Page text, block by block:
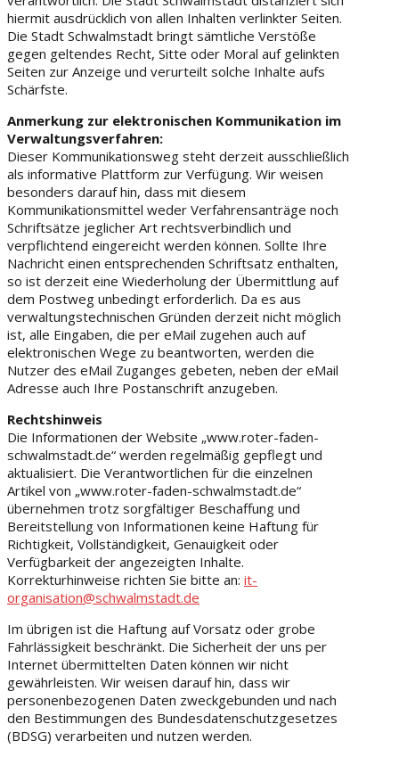
hiermit ausdrücklich von allen Inhalten verlinkter Seiten.
Die Stadt Schwalmstadt bringt sämtliche Verstöße
gegen geltendes Recht, Sitte oder Moral auf gelinkten
Seiten zur Anzeige und verurteilt solche Inhalte aufs
Schärfste.
Anmerkung zur elektronischen Kommunikation im
Verwaltungsverfahren:
Dieser Kommunikationsweg steht derzeit ausschließlich
als informative Plattform zur Verfügung. Wir weisen
besonders darauf hin, dass mit diesem
Kommunikationsmittel weder Verfahrensanträge noch
Schriftsätze jeglicher Art rechtsverbindlich und
verpflichtend eingereicht werden können. Sollte Ihre
Nachricht einen entsprechenden Schriftsatz enthalten,
so ist derzeit eine Wiederholung der Übermittlung auf
dem Postweg unbedingt erforderlich. Da es aus
verwaltungstechnischen Gründen derzeit nicht möglich
ist, alle Eingaben, die per eMail zugehen auch auf
elektronischen Wege zu beantworten, werden die
Nutzer des eMail Zuganges gebeten, neben der eMail
Adresse auch Ihre Postanschrift anzugeben.
Rechtshinweis
Die Informationen der Website „www.roter-faden-
schwalmstadt.de“ werden regelmäßig gepflegt und
aktualisiert. Die Verantwortlichen für die einzelnen
Artikel von „www.roter-faden-schwalmstadt.de“
übernehmen trotz sorgfältiger Beschaffung und
Bereitstellung von Informationen keine Haftung für
Richtigkeit, Vollständigkeit, Genauigkeit oder
Verfügbarkeit der angezeigten Inhalte.
Korrekturhinweise richten Sie bitte an: it-
organisation@schwalmstadt.de
Im übrigen ist die Haftung auf Vorsatz oder grobe
Fahrlässigkeit beschränkt. Die Sicherheit der uns per
Internet übermittelten Daten können wir nicht
gewährleisten. Wir weisen darauf hin, dass wir
personenbezogenen Daten zweckgebunden und nach
den Bestimmungen des Bundesdatenschutzgesetzes
(BDSG) verarbeiten und nutzen werden.